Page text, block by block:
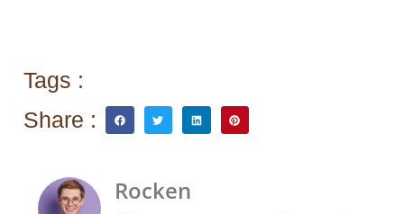
Tags :
Share :
Rocken